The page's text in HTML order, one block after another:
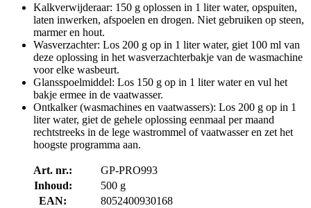
Kalkverwijderaar: 150 g oplossen in 1 liter water, opspuiten,
laten inwerken, afspoelen en drogen. Niet gebruiken op steen,
marmer en hout.
Wasverzachter: Los 200 g op in 1 liter water, giet 100 ml van
deze oplossing in het wasverzachterbakje van de wasmachine
voor elke wasbeurt.
Glansspoelmiddel: Los 150 g op in 1 liter water en vul het
bakje ermee in de vaatwasser.
Ontkalker (wasmachines en vaatwassers): Los 200 g op in 1
liter water, giet de gehele oplossing eenmaal per maand
rechtstreeks in de lege wastrommel of vaatwasser en zet het
hoogste programma aan.
Art. nr.:
GP-PRO993
Inhoud:
500 g
EAN:
8052400930168